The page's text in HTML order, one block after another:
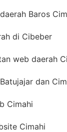
Baros
di Cibeber
web daerah
dan
Cimahi
Cimahi